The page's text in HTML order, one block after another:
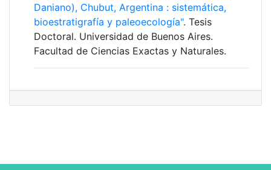
Daniano), Chubut, Argentina : sistemática,
bioestratigrafía y paleoecología". Tesis
Doctoral. Universidad de Buenos Aires.
Facultad de Ciencias Exactas y Naturales.